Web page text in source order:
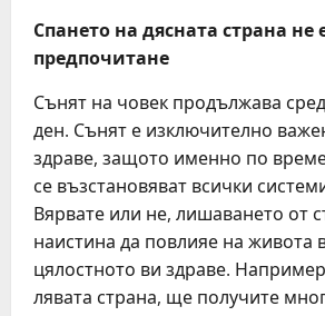
Спането на дясната страна не
предпочитане
Сънят на човек продължава
ден. Сънят е изключително
здраве, защото именно по
се възстановяват всички
Вярвате или не, лишаването от
наистина да повлияе на живота
цялостното ви здраве.
лявата страна, ще получите